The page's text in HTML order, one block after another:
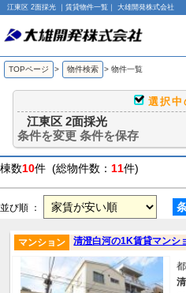
江東区 2面採光 ｜賃貸物件一覧｜ 大雄開発株式会社
TOPページ > 物件検索 > 物件一覧
選択中
江東区 2面採光
条件を変更 条件を保存
棟数10件 (総物件数： 11件)
並び順 ：
清澄白河の1K賃貸マンシ
マンション